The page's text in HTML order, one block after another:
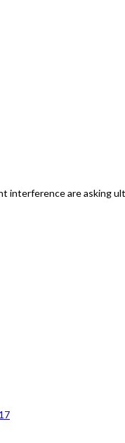
interference are asking